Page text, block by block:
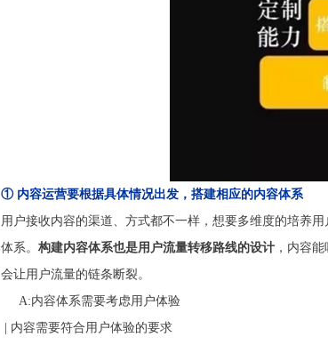
① 内容运营要根据具体情况出发，搭建相应的内容体系
用户接收内容的渠道、方式都不一样，想要多维度的培养
体系。 构建内容体系也是用户流量转移路线的设计 ，内容
会让用户流量的链条断裂。
A:内容体系需要考虑用户体验
| 内容需要符合用户体验的要求